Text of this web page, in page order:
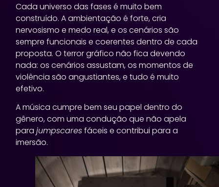
Cada universo das fases é muito bem
construído. A ambientação é forte, cria
nervosismo e medo real, e os cenários são
sempre funcionais e coerentes dentro de cada
proposta. O terror gráfico não fica devendo
nada: os cenários assustam, os momentos de
violência são angustiantes, e tudo é muito
efetivo.
A música cumpre bem seu papel dentro do
gênero, com uma condução que não apela
parajumpscaresfáceis e contribui para a
imersão.